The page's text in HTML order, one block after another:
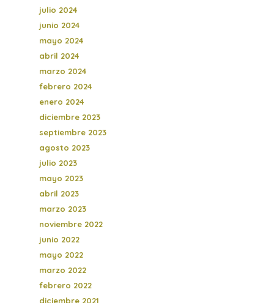
julio 2024
junio 2024
mayo 2024
abril 2024
marzo 2024
febrero 2024
enero 2024
diciembre 2023
septiembre 2023
agosto 2023
julio 2023
mayo 2023
abril 2023
marzo 2023
noviembre 2022
junio 2022
mayo 2022
marzo 2022
febrero 2022
diciembre 2021